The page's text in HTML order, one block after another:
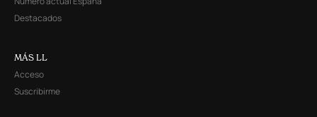
Destacados
MÁS LL
Acceso
Suscribirme